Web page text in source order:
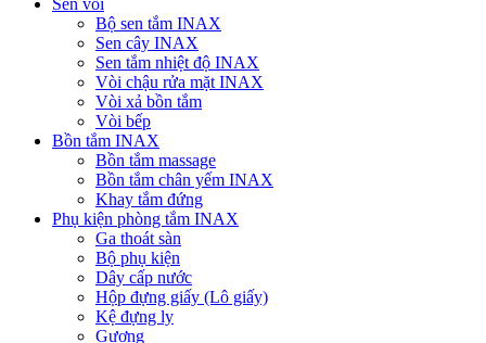
Sen vòi
Bộ sen tắm INAX
Sen cây INAX
Sen tắm nhiệt độ INAX
Vòi chậu rửa mặt INAX
Vòi xả bồn tắm
Vòi bếp
Bồn tắm INAX
Bồn tắm massage
Bồn tắm chân yếm INAX
Khay tắm đứng
Phụ kiện phòng tắm INAX
Ga thoát sàn
Bộ phụ kiện
Dây cấp nước
Hộp đựng giấy (Lô giấy)
Kệ đựng ly
Gương